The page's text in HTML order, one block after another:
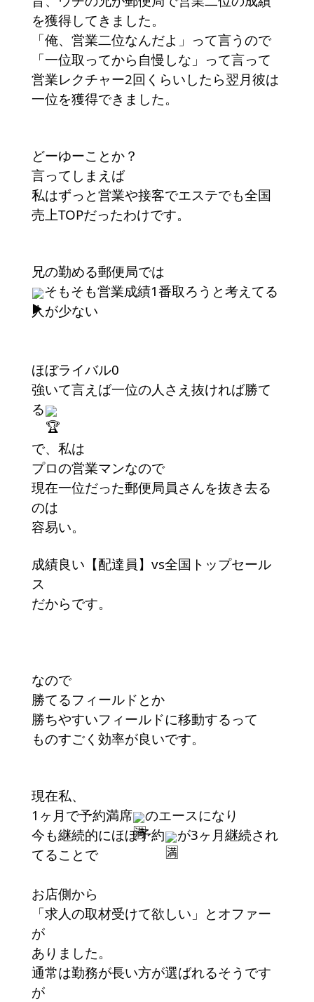
を獲得してきました。
「俺、営業二位なんだよ」って言うので
「一位取ってから自慢しな」って言って
営業レクチャー2回くらいしたら翌月彼は
一位を獲得できました。
どーゆーことか？
言ってしまえば
私はずっと営業や接客でエステでも全国
売上TOPだったわけです。
兄の勤める郵便局では
そもそも営業成績1番取ろうと考えてる
人が少ない
ほぼライバル0
強いて言えば一位の人さえ抜ければ勝て
る
で、私は
プロの営業マンなので
現在一位だった郵便局員さんを抜き去る
のは
容易い。
成績良い【配達員】vs全国トップセール
ス
だからです。
なので
勝てるフィールドとか
勝ちやすいフィールドに移動するって
ものすごく効率が良いです。
現在私、
1ヶ月で予約満席
のエースになり
今も継続的にほぼ予約
が3ヶ月継続され
てることで
お店側から
「求人の取材受けて欲しい」とオファー
が
ありました。
通常は勤務が長い方が選ばれるそうです
が